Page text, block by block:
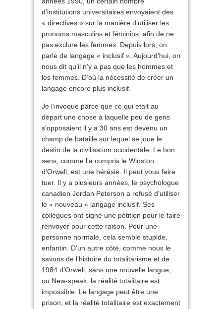
d’institutions universitaires envoyaient des
« directives » sur la manière d’utiliser les
pronoms masculins et féminins, afin de ne
pas exclure les femmes. Depuis lors, on
parle de langage « inclusif ». Aujourd’hui, on
nous dit qu’il n’y a pas que les hommes et
les femmes. D’où la nécessité de créer un
langage encore plus inclusif.
Je l’invoque parce que ce qui était au
départ une chose à laquelle peu de gens
s’opposaient il y a 30 ans est devenu un
champ de bataille sur lequel se joue le
destin de la civilisation occidentale. Le bon
sens, comme l’a compris le Winston
d’Orwell, est une hérésie. Il peut vous faire
tuer. Il y a plusieurs années, le psychologue
canadien Jordan Peterson a refusé d’utiliser
le « nouveau » langage inclusif. Ses
collègues ont signé une pétition pour le faire
renvoyer pour cette raison. Pour une
personne normale, cela semble stupide,
enfantin. D’un autre côté, comme nous le
savons de l’histoire du totalitarisme et de
1984 d’Orwell, sans une nouvelle langue,
ou New-speak, la réalité totalitaire est
impossible. Le langage peut être une
prison, et la réalité totalitaire est exactement